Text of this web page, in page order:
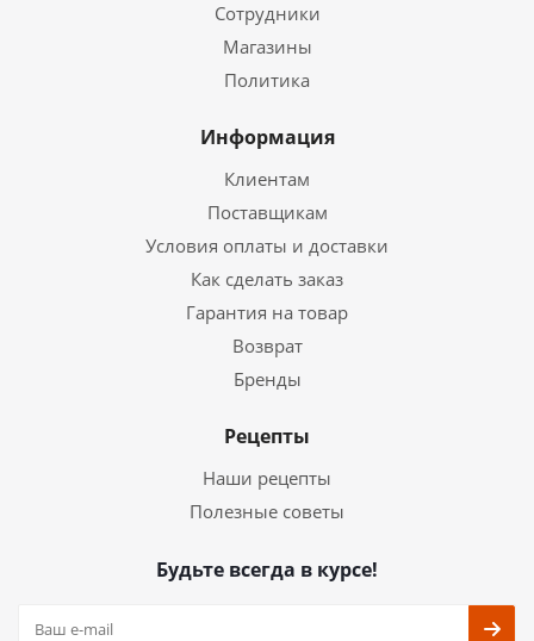
Сотрудники
Магазины
Политика
Информация
Клиентам
Поставщикам
Условия оплаты и доставки
Как сделать заказ
Гарантия на товар
Возврат
Бренды
Рецепты
Наши рецепты
Полезные советы
Будьте всегда в курсе!